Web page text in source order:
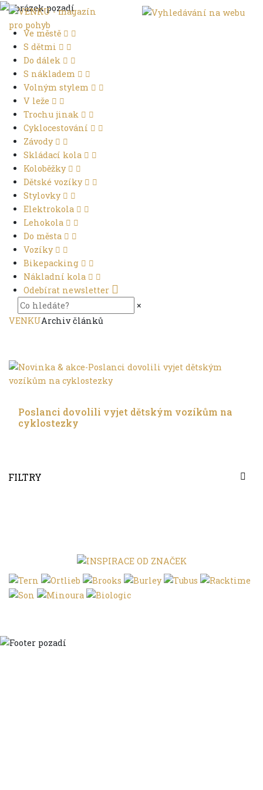
Ve městě
S dětmi
Do dálek
S nákladem
Volným stylem
V leže
Trochu jinak
Cyklocestování
Závody
Skládací kola
Koloběžky
Dětské vozíky
Stylovky
Elektrokola
Lehokola
Do města
Vozíky
Bikepacking
Nákladní kola
Odebírat newsletter
×
VENKUArchiv článků
FILTRY
Poslanci dovolili vyjet dětským vozíkům na
cyklostezky